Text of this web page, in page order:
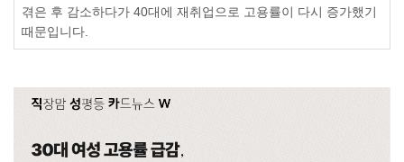
겪은 후 감소하다가 40대에 재취업으로 고용률이 다시 증가했기
때문입니다